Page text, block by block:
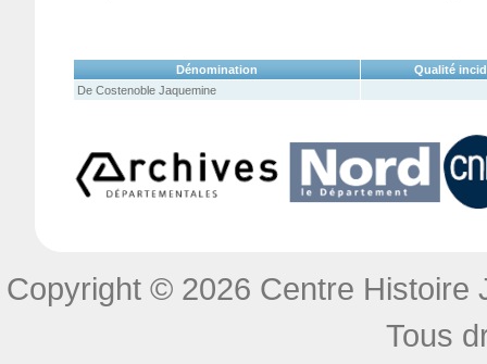
Dénomination
Qualité
De Costenoble Jaquemine
Copyright © 2026 Centre Histoire
Tous